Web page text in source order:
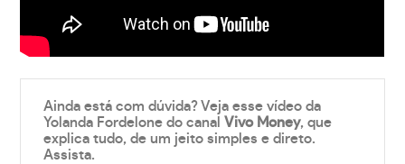
Ainda está com dúvida? Veja esse vídeo da
Yolanda Fordelone do canalVivo Money, que
explica tudo, de um jeito simples e direto.
Assista.